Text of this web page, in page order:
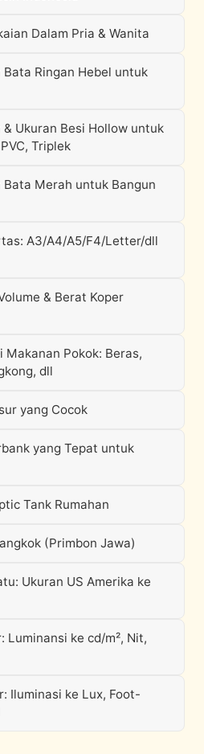
Dalam Pria & Wanita
Ringan Hebel untuk
Ukuran Besi Hollow untuk
Triplek
Merah untuk Bangun
A3/A4/A5/F4/Letter/dll
& Berat Koper
Pokok: Beras,
dll
yang Cocok
yang Tepat untuk
Tank Rumahan
(Primbon Jawa)
Ukuran US Amerika ke
Luminansi ke cd/m², Nit,
Iluminasi ke Lux, Foot-